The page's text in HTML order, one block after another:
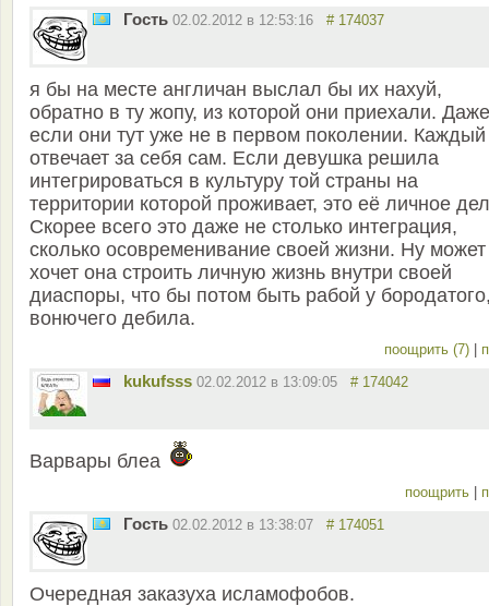
Гость 02.02.2012 в 12:53:16 # 174037
я бы на месте англичан выслал бы их нахуй,
обратно в ту жопу, из которой они приехали. Даже
если они тут уже не в первом поколении. Каждый
отвечает за себя сам. Если девушка решила
интегрироваться в культуру той страны на
территории которой проживает, это её личное
Скорее всего это даже не столько интеграция,
сколько осовременивание своей жизни. Ну
хочет она строить личную жизнь внутри своей
диаспоры, что бы потом быть рабой у
вонючего дебила.
поощрить (7)
kukufsss 02.02.2012 в 13:09:05 # 174042
Варвары блеа
поощрить
Гость 02.02.2012 в 13:38:07 # 174051
Очередная заказуха исламофобов.